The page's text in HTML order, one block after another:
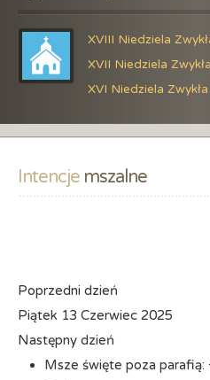
XVIII Niedziela
XVII Niedziela Zwykła
XVI Niedziela Zwykła
Intencje mszalne
Poprzedni dzień
Piątek 13 Czerwiec 2025
Następny dzień
Msze święte poza